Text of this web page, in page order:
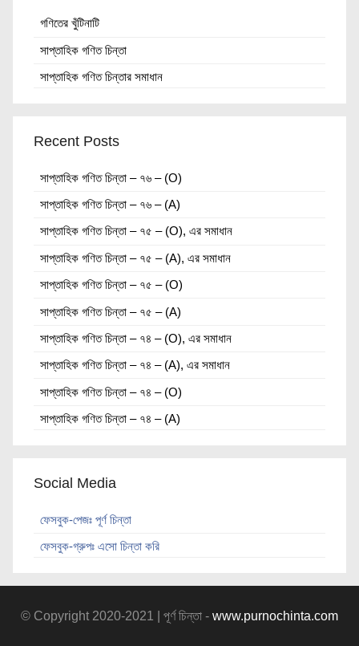
গণিতের খুঁটিনাটি
সাপ্তাহিক গণিত চিন্তা
সাপ্তাহিক গণিত চিন্তার সমাধান
Recent Posts
সাপ্তাহিক গণিত চিন্তা – ৭৬ – (O)
সাপ্তাহিক গণিত চিন্তা – ৭৬ – (A)
সাপ্তাহিক গণিত চিন্তা – ৭৫ – (O), এর সমাধান
সাপ্তাহিক গণিত চিন্তা – ৭৫ – (A), এর সমাধান
সাপ্তাহিক গণিত চিন্তা – ৭৫ – (O)
সাপ্তাহিক গণিত চিন্তা – ৭৫ – (A)
সাপ্তাহিক গণিত চিন্তা – ৭৪ – (O), এর সমাধান
সাপ্তাহিক গণিত চিন্তা – ৭৪ – (A), এর সমাধান
সাপ্তাহিক গণিত চিন্তা – ৭৪ – (O)
সাপ্তাহিক গণিত চিন্তা – ৭৪ – (A)
Social Media
ফেসবুক-পেজঃ পূর্ণ চিন্তা
ফেসবুক-গ্রুপঃ এসো চিন্তা করি
© Copyright 2020-2021 | পূর্ণ চিন্তা - www.purnochinta.com